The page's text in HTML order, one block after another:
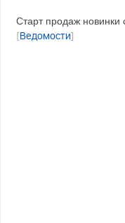
Старт продаж новинки
Ведомости